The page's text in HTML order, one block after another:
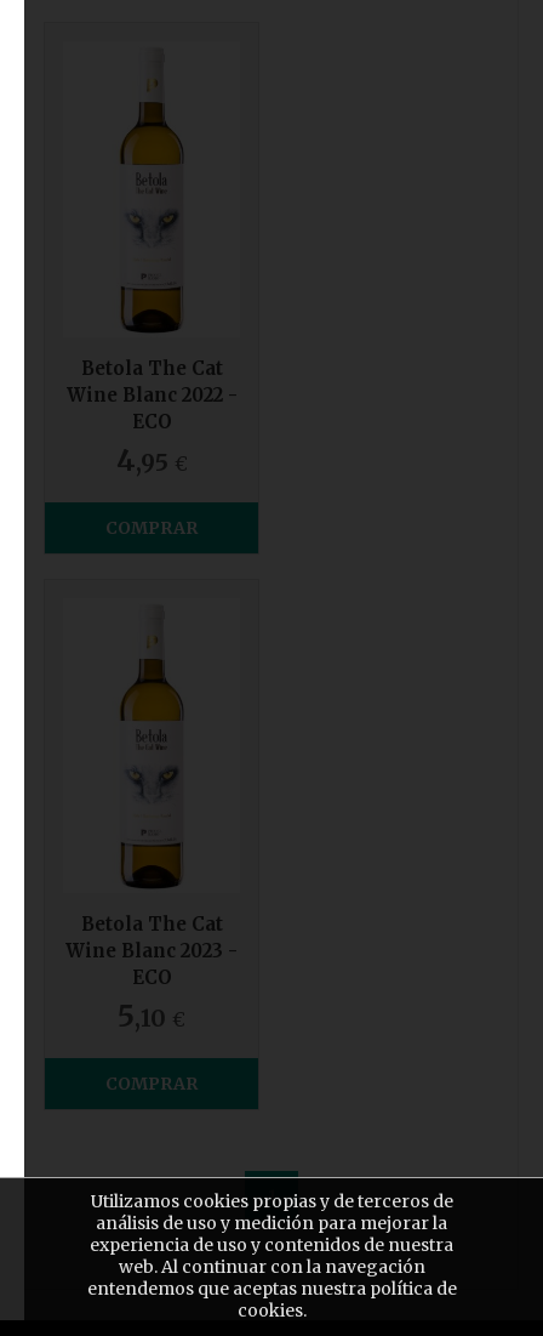
Betola The Cat
Wine Blanc 2022 -
ECO
4,95 €
COMPRAR
Betola The Cat
Wine Blanc 2023 -
ECO
5,10 €
COMPRAR
1
Utilizamos cookies propias y de terceros de
análisis de uso y medición para mejorar la
experiencia de uso y contenidos de nuestra
web. Al continuar con la navegación
entendemos que aceptas nuestra política de
cookies.